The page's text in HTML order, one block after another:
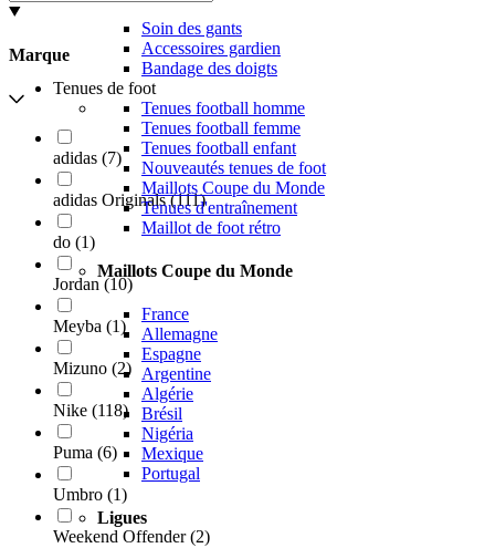
Soin des gants
Accessoires gardien
Bandage des doigts
Tenues de foot
Tenues football homme
Tenues football femme
Tenues football enfant
Nouveautés tenues de foot
Maillots Coupe du Monde
Tenues d'entraînement
Maillot de foot rétro
Maillots Coupe du Monde
France
Allemagne
Espagne
Argentine
Algérie
Brésil
Nigéria
Mexique
Portugal
Ligues
Marque
adidas (7)
adidas Originals (111)
do (1)
Jordan (10)
Meyba (1)
Mizuno (2)
Nike (118)
Puma (6)
Umbro (1)
Weekend Offender (2)